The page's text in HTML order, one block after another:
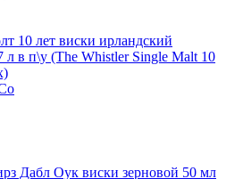
10 лет виски ирландский
л в п\у (The Whistler Single Malt 10